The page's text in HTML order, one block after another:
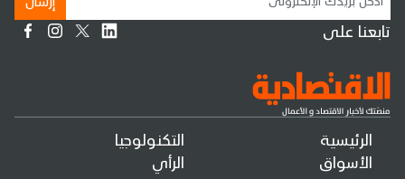
الرئيسية
الأسواق
التكنولوجيا
الرأي
تابعنا على